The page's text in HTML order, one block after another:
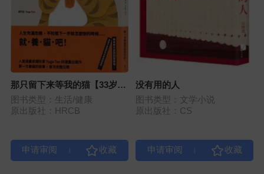
那只留下来等我的猫【33岁，
第一次养猫，成为上进的大人
──】
图书类型：生活/健康
原出版社：HRCB
没有用的人
图书类型：文学小说
原出版社：CS